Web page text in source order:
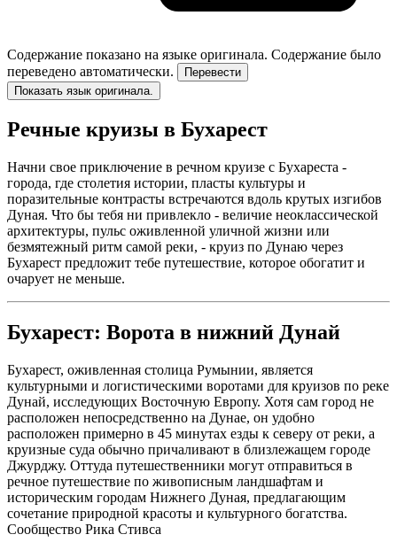
Содержание показано на языке оригинала. Содержание было
переведено автоматически.
Перевести
Показать язык оригинала.
Речные круизы в Бухарест
Начни свое приключение в речном круизе с Бухареста -
города, где столетия истории, пласты культуры и
поразительные контрасты встречаются вдоль крутых изгибов
Дуная. Что бы тебя ни привлекло - величие неоклассической
архитектуры, пульс оживленной уличной жизни или
безмятежный ритм самой реки, - круиз по Дунаю через
Бухарест предложит тебе путешествие, которое обогатит и
очарует не меньше.
Бухарест: Ворота в нижний Дунай
Бухарест, оживленная столица Румынии, является
культурными и логистическими воротами для круизов по реке
Дунай, исследующих Восточную Европу. Хотя сам город не
расположен непосредственно на Дунае, он удобно
расположен примерно в 45 минутах езды к северу от реки, а
круизные суда обычно причаливают в близлежащем городе
Джурджу. Оттуда путешественники могут отправиться в
речное путешествие по живописным ландшафтам и
историческим городам Нижнего Дуная, предлагающим
сочетание природной красоты и культурного богатства.
Сообщество Рика Стивса